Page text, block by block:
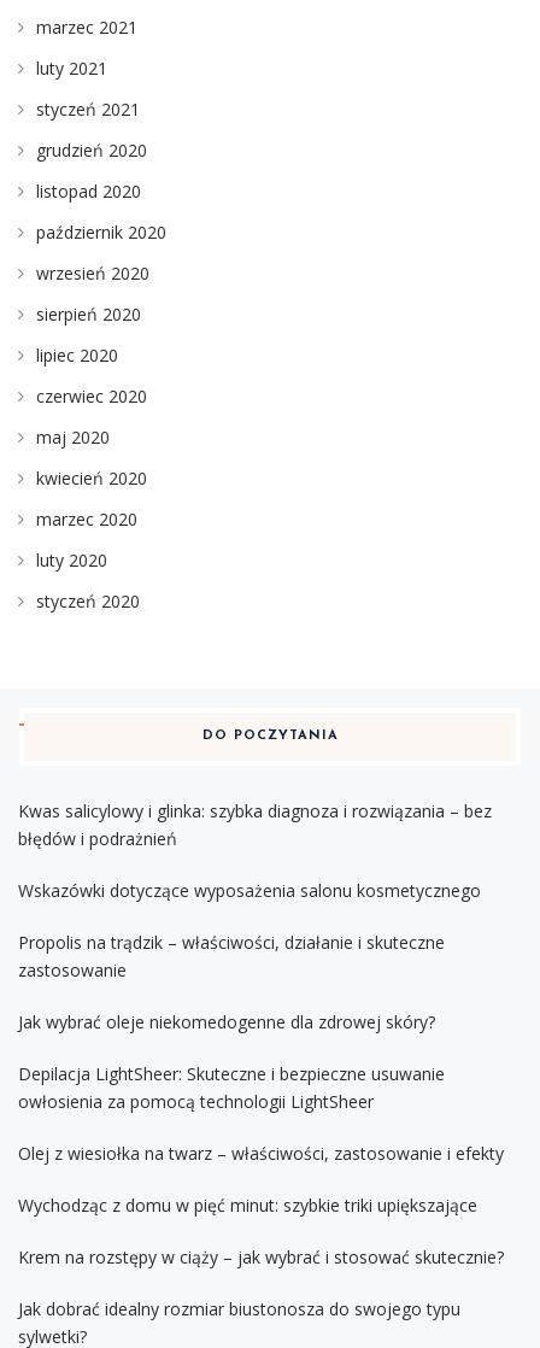
marzec 2021
luty 2021
styczeń 2021
grudzień 2020
listopad 2020
październik 2020
wrzesień 2020
sierpień 2020
lipiec 2020
czerwiec 2020
maj 2020
kwiecień 2020
marzec 2020
luty 2020
styczeń 2020
DO POCZYTANIA
Kwas salicylowy i glinka: szybka diagnoza i rozwiązania – bez
błędów i podrażnień
Wskazówki dotyczące wyposażenia salonu kosmetycznego
Propolis na trądzik – właściwości, działanie i skuteczne
zastosowanie
Jak wybrać oleje niekomedogenne dla zdrowej skóry?
Depilacja LightSheer: Skuteczne i bezpieczne usuwanie
owłosienia za pomocą technologii LightSheer
Olej z wiesiołka na twarz – właściwości, zastosowanie i efekty
Wychodząc z domu w pięć minut: szybkie triki upiększające
Krem na rozstępy w ciąży – jak wybrać i stosować skutecznie?
Jak dobrać idealny rozmiar biustonosza do swojego typu
sylwetki?